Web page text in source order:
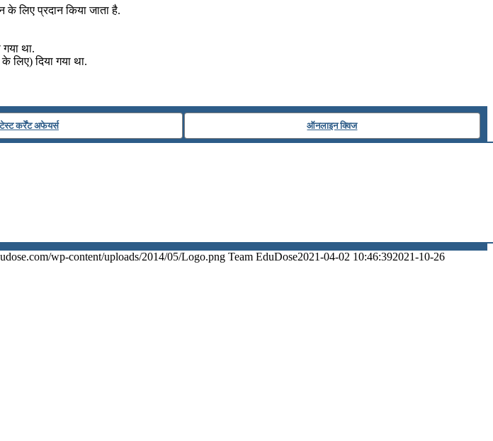
के लिए प्रदान किया जाता है.
गया था.
लिए) दिया गया था.
कर्रेंट अफेयर्स ऑनलाइन क्विज
wp-content/uploads/2014/05/Logo.png Team EduDose2021-04-02 10:46:392021-10-26